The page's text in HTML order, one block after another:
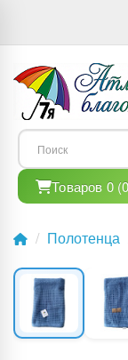
Товаров 0
Полотенца